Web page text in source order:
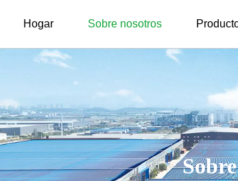
Hogar Sobre nosotros